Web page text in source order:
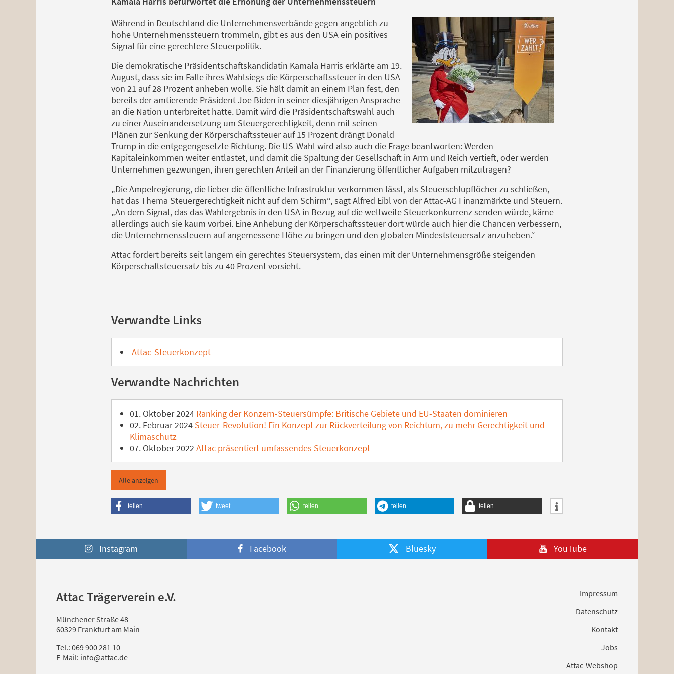
Während in Deutschland die Unternehmensverbände gegen angeblich zu
hohe Unternehmenssteuern trommeln, gibt es aus den USA ein positives
Signal für eine gerechtere Steuerpolitik.
Die demokratische Präsidentschaftskandidatin Kamala Harris erklärte am 19.
August, dass sie im Falle ihres Wahlsiegs die Körperschaftssteuer in den USA
von 21 auf 28 Prozent anheben wolle. Sie hält damit an einem Plan fest, den
bereits der amtierende Präsident Joe Biden in seiner diesjährigen Ansprache
an die Nation unterbreitet hatte. Damit wird die Präsidentschaftswahl auch
zu einer Auseinandersetzung um Steuergerechtigkeit, denn mit seinen
Plänen zur Senkung der Körperschaftssteuer auf 15 Prozent drängt Donald
Trump in die entgegengesetzte Richtung. Die US-Wahl wird also auch die Frage beantworten: Werden
Kapitaleinkommen weiter entlastet, und damit die Spaltung der Gesellschaft in Arm und Reich vertieft, oder werden
Unternehmen gezwungen, ihren gerechten Anteil an der Finanzierung öffentlicher Aufgaben mitzutragen?
„Die Ampelregierung, die lieber die öffentliche Infrastruktur verkommen lässt, als Steuerschlupflöcher zu schließen,
hat das Thema Steuergerechtigkeit nicht auf dem Schirm“, sagt Alfred Eibl von der Attac-AG Finanzmärkte und Steuern.
„An dem Signal, das das Wahlergebnis in den USA in Bezug auf die weltweite Steuerkonkurrenz senden würde, käme
allerdings auch sie kaum vorbei. Eine Anhebung der Körperschaftssteuer dort würde auch hier die Chancen verbessern,
die Unternehmenssteuern auf angemessene Höhe zu bringen und den globalen Mindeststeuersatz anzuheben.“
Attac fordert bereits seit langem ein gerechtes Steuersystem, das einen mit der Unternehmensgröße steigenden
Körperschaftsteuersatz bis zu 40 Prozent vorsieht.
Verwandte Links
Attac-Steuerkonzept
Verwandte Nachrichten
01. Oktober 2024 Ranking der Konzern-Steuersümpfe: Britische Gebiete und EU-Staaten dominieren
02. Februar 2024 Steuer-Revolution! Ein Konzept zur Rückverteilung von Reichtum, zu mehr Gerechtigkeit und
Klimaschutz
07. Oktober 2022Attac präsentiert umfassendes Steuerkonzept
Alle anzeigen
teilen tweet teilen teilen teilen
Instagram Facebook Bluesky YouTube
Attac Trägerverein e.V.
Münchener Straße 48
60329 Frankfurt am Main
Tel.: 069 900 281 10
E-Mail: info@attac.de
Impressum
Datenschutz
Kontakt
Jobs
Attac-Webshop